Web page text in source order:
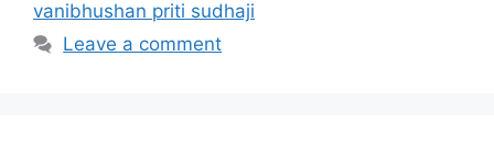
vanibhushan priti sudhaji
Leave a comment